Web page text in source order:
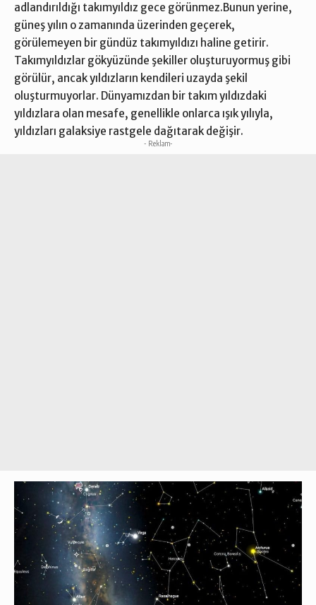
adlandırıldığı takımyıldız gece görünmez.Bunun yerine,
güneş yılın o zamanında üzerinden geçerek,
görülemeyen bir gündüz takımyıldızı haline getirir.
Takımyıldızlar gökyüzünde şekiller oluşturuyormuş gibi
görülür, ancak yıldızların kendileri uzayda şekil
oluşturmuyorlar. Dünyamızdan bir takım yıldızdaki
yıldızlara olan mesafe, genellikle onlarca ışık yılıyla,
yıldızları galaksiye rastgele dağıtarak değişir.
- Reklam-